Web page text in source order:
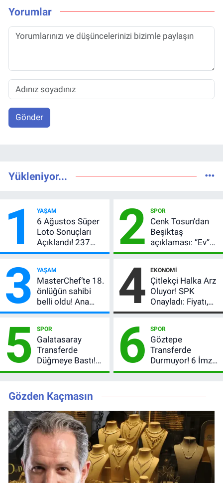
Yorumlar
Gönder
Yükleniyor...
1 YAŞAM
6 Ağustos Süper
Loto Sonuçları
Açıklandı! 237
Milyon TL’lik
2 SPOR
Cenk Tosun’dan
Beşiktaş
açıklaması: “Ev”
dedi, asıl mesajı
verdi
3 YAŞAM
MasterChef’te 18.
önlüğün sahibi
belli oldu! Ana
kadroya giren
oldu?
4 EKONOMI
Çitlekçi Halka Arz
Oluyor! SPK
Onayladı: Fiyatı,
Lot Sayısı ve
Tarihi
5 SPOR
Galatasaray
Transferde
Düğmeye Bastı!
Leao, Camavinga
Durum
6 SPOR
Göztepe
Transferde
Durmuyor! 6 İmza
Sonrası Yeni
Gözden Kaçmasın